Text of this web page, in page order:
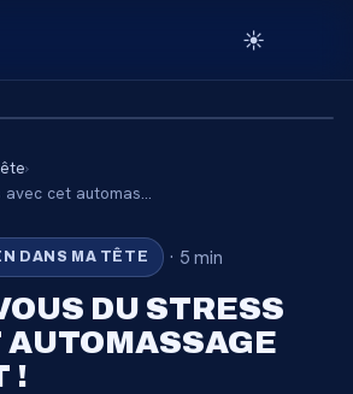
☀️
🔒
RÉSERVÉ AUX
ABONNÉS
via votre lien membre, ou
pour accéder au catalogue.
›
Libérez vous du stress avec cet automassage puissant !
DANS MA TÊTE · 5 min
DU STRESS
AUTOMASSAGE
!